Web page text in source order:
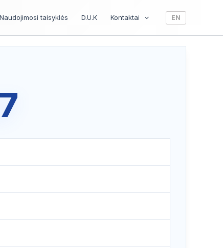
Naudojimosi taisyklės D.U.K Kontaktai EN